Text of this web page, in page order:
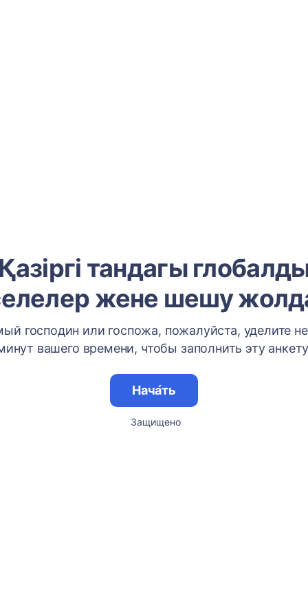
тандагы
жене шешу
господин или госпожа, пожалуйста, уделите
вашего времени, чтобы заполнить эту
Нача́ть
Защищено